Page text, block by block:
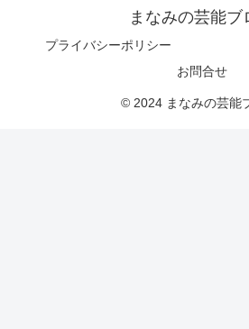
まなみの芸能ブ
プライバシーポリシー
お問合せ
© 2024 まなみの芸能